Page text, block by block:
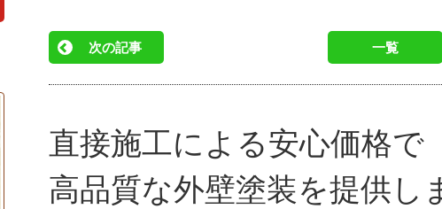
次の記事 一覧
直接施工による安心価格で
高品質な外壁塗装を提供し